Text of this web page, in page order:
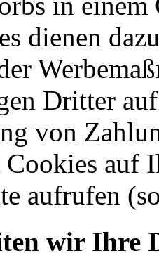
dienen
Dritter
von
auf
aufrufen
wir Ihre